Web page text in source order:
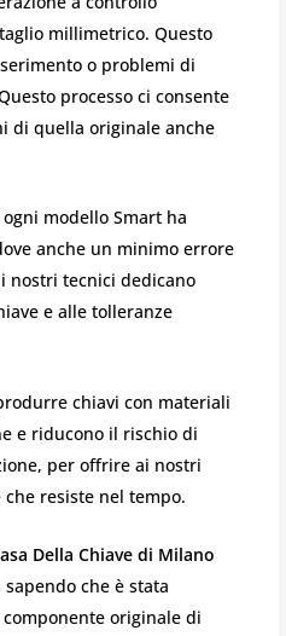
millimetrico. Questo
o problemi di
processo ci consente
di quella originale anche
modello Smart ha
anche un minimo errore
nostri tecnici dedicano
e alle tolleranze
chiavi con materiali
e riducono il rischio di
per offrire ai nostri
resiste nel tempo.
Della Chiave di Milano
che è stata
originale di